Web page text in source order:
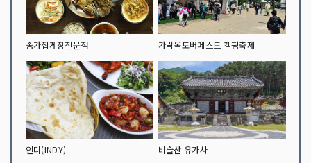
종가집게장전문점 가락옥토버페스트 캠핑축제
인디(INDY) 비슬산 유가사